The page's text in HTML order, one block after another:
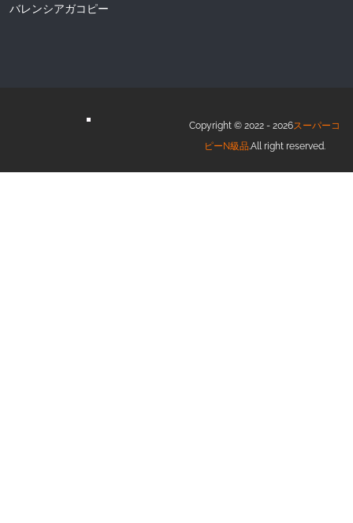
バレンシアガコピー
Copyright © 2022 - 2026スーパーコ
ピーN級品.All right reserved.